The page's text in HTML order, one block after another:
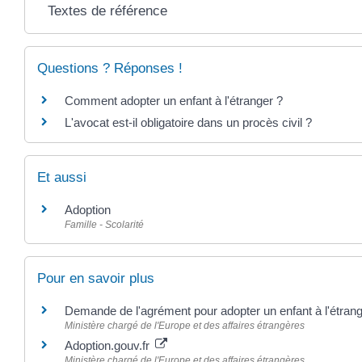
Textes de référence
Questions ? Réponses !
Comment adopter un enfant à l'étranger ?
L'avocat est-il obligatoire dans un procès civil ?
Et aussi
Adoption
Famille - Scolarité
Pour en savoir plus
Demande de l'agrément pour adopter un enfant à
Ministère chargé de l'Europe et des affaires étrangères
Adoption.gouv.fr